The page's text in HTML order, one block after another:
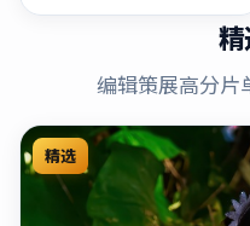
编辑策展高分片
精选